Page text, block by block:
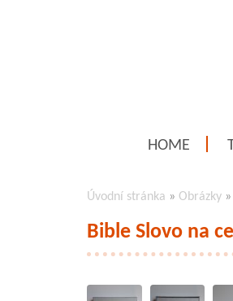
HOME
Úvodní stránka » Obrázky »
Bible Slovo na